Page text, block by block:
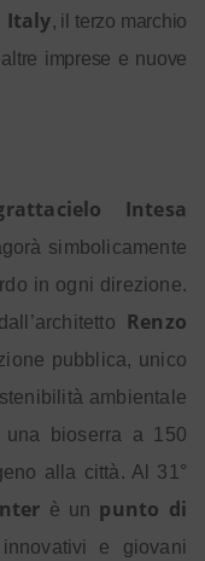
Italy, il terzo marchio
imprese e nuove
Intesa
simbolicamente
in ogni direzione.
Renzo
pubblica, unico
ambientale
bioserra a 150
alla città. Al 31°
è un punto di
e giovani